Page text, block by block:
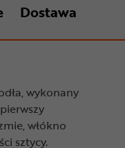
Dostawa
wykonany
włókno
sztycy.